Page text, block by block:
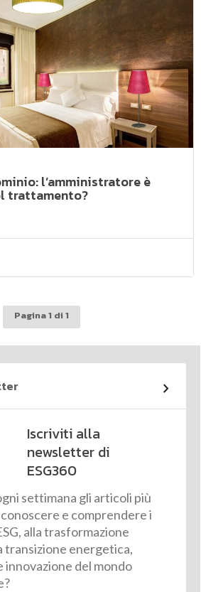
l’amministratore è
trattamento?
Pagina 1 di 1
Iscriviti alla
newsletter di
ESG360
settimana gli articoli più
e comprendere i
alla trasformazione
transizione energetica,
innovazione del mondo